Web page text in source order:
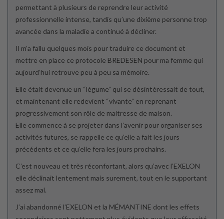
permettant à plusieurs de reprendre leur activité
professionnelle intense, tandis qu’une dixième personne trop
avancée dans la maladie a continué à décliner.
Il m’a fallu quelques mois pour traduire ce document et
mettre en place ce protocole BREDESEN pour ma femme qui
aujourd’hui retrouve peu à peu sa mémoire.
Elle était devenue un “légume” qui se désintéressait de tout,
et maintenant elle redevient “vivante” en reprenant
progressivement son rôle de maitresse de maison.
Elle commence à se projeter dans l’avenir pour organiser ses
activités futures, se rappelle ce qu’elle a fait les jours
précédents et ce qu’elle fera les jours prochains.
C’est nouveau et très réconfortant, alors qu’avec l’EXELON
elle déclinait lentement mais surement, tout en le supportant
assez mal.
J’ai abandonné l’EXELON et la MÉMANTINE dont les effets